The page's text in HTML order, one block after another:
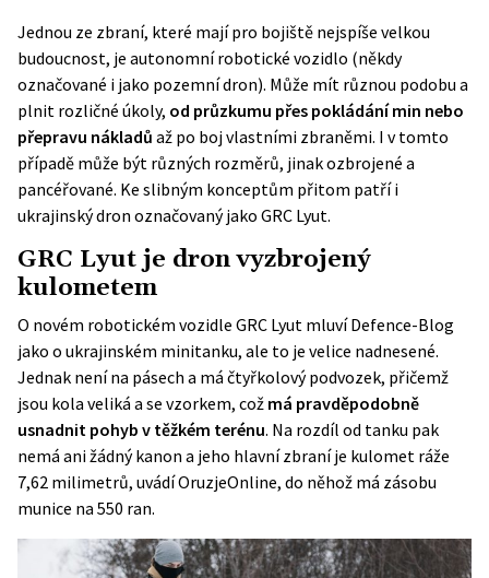
Jednou ze zbraní, které mají pro bojiště nejspíše velkou
budoucnost, je autonomní robotické vozidlo (někdy
označované i jako pozemní dron). Může mít různou podobu a
plnit rozličné úkoly, od průzkumu přes pokládání min nebo
přepravu nákladů až po boj vlastními zbraněmi. I v tomto
případě může být různých rozměrů, jinak ozbrojené a
pancéřované. Ke slibným konceptům přitom patří i
ukrajinský dron označovaný jako GRC Lyut.
GRC Lyut je dron vyzbrojený
kulometem
O novém robotickém vozidle GRC Lyut mluvíDefence-Blog
jako o ukrajinském minitanku, ale to je velice nadnesené.
Jednak není na pásech a má čtyřkolový podvozek, přičemž
jsou kola veliká a se vzorkem, což má pravděpodobně
usnadnit pohyb v těžkém terénu. Na rozdíl od tanku pak
nemá ani žádný kanon a jeho hlavní zbraní je kulomet ráže
7,62 milimetrů, uvádíOruzjeOnline, do něhož má zásobu
munice na 550 ran.